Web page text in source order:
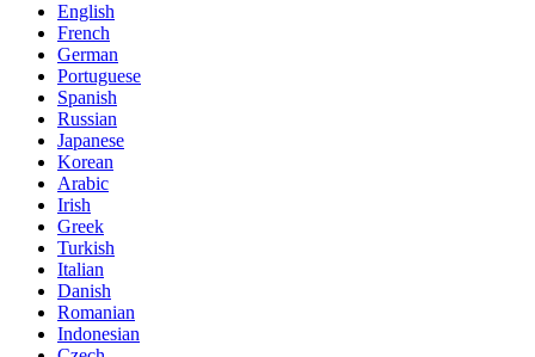
English
French
German
Portuguese
Spanish
Russian
Japanese
Korean
Arabic
Irish
Greek
Turkish
Italian
Danish
Romanian
Indonesian